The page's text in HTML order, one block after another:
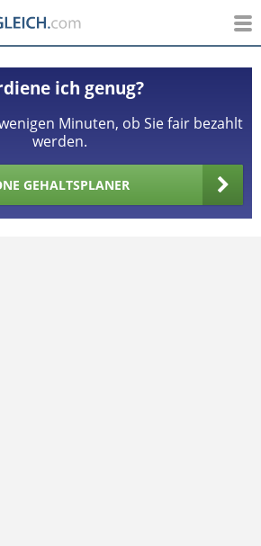
ich genug?
Minuten, ob Sie fair bezahlt
werden.
GEHALTSPLANER